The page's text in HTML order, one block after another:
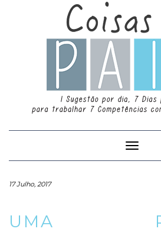
Toggle
17 Julho, 2017
UMA